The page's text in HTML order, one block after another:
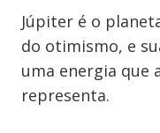
Júpiter é o
do otimismo, e
uma energia que
representa.